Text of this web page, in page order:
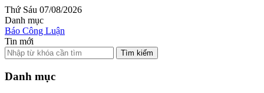
Thứ Sáu 07/08/2026
Danh mục
Báo Công Luận
Tin mới
Tìm kiếm
Danh mục